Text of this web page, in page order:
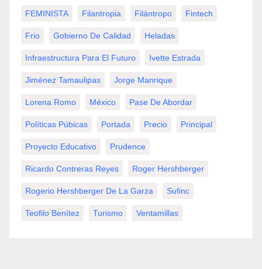
FEMINISTA Filantropia Filántropo Fintech
Frio Gobierno De Calidad Heladas
Infraestructura Para El Futuro Ivette Estrada
Jiménez Tamaulipas Jorge Manrique
Lorena Romo México Pase De Abordar
Políticas Púbicas Portada Precio Principal
Proyecto Educativo Prudence
Ricardo Contreras Reyes Roger Hershberger
Rogerio Hershberger De La Garza Sufinc
Teofilo Benítez Turismo Ventamillas